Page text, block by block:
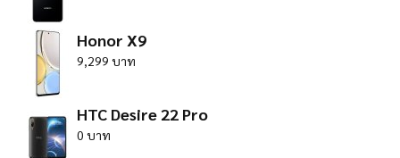
Honor X9
9,299 บาท
HTC Desire 22 Pro
0 บาท